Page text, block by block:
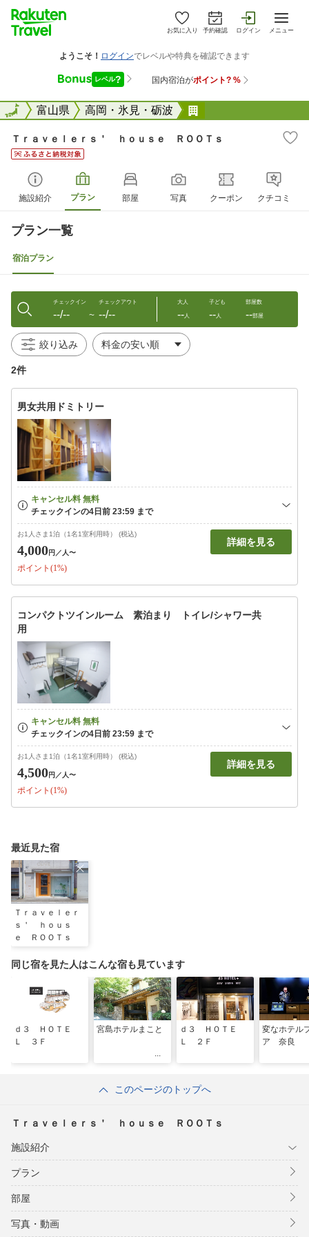
お気に入り 予約確認 ログイン メニュー
全国富山県 高岡・氷見・砺波
全国
Ｔｒａｖｅｌｅｒｓ＇ ｈｏｕｓｅ ＲＯＯＴｓ
施設紹介 プラン 部屋 写真 クーポン クチコミ
プラン一覧
宿泊プラン
チェックイン
--/-- 〜
チェックアウト
--/--
大人
--人
子ども
--人
部屋数
--部屋
絞り込み
2件
男女共用ドミトリー
お1人さま1泊（1名1室利用時） (税込)
4,000円 ／人〜
ポイント(1%)
詳細を見る
コンパクトツインルーム 素泊まり トイレ/シャワー共
用
お1人さま1泊（1名1室利用時） (税込)
4,500円 ／人〜
ポイント(1%)
詳細を見る
最近見た宿
Ｔｒａｖｅｌｅｒ
ｓ＇ ｈｏｕｓ
ｅ ＲＯＯＴｓ
同じ宿を見た人はこんな宿も見ています
ｄ３ ＨＯＴＥ
Ｌ ３Ｆ
宮島ホテルまこと
ｄ３ ＨＯＴＥ
Ｌ ２Ｆ
変なホテル
ア 奈良
このページのトップへ
Ｔｒａｖｅｌｅｒｓ＇ ｈｏｕｓｅ ＲＯＯＴｓ
施設紹介
プラン
部屋
写真・動画